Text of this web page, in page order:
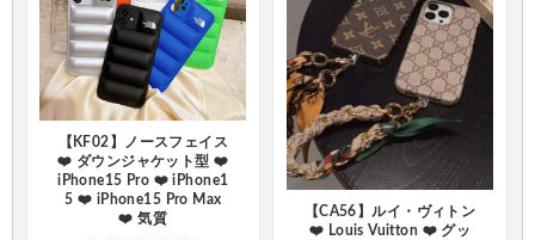
【KF02】ノースフェイス
❤️ ダウンジャケット型 ❤️
iPhone15 Pro ❤️ iPhone1
5 ❤️ iPhone15 Pro Max
❤️ 気質
【CA56】ルイ・ヴィトン
❤️ Louis Vuitton ❤️ グッ